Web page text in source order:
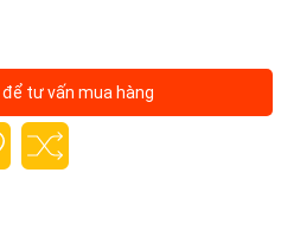
để tư vấn mua hàng